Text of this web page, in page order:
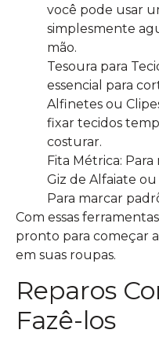
você pode usar
simplesmente
mão.
Tesoura para
essencial para
Alfinetes ou
fixar tecidos
costurar.
Fita Métrica: Para
Giz de Alfaiate
Para marcar
Com essas
pronto para começar
em suas roupas.
Reparos
Fazê-los